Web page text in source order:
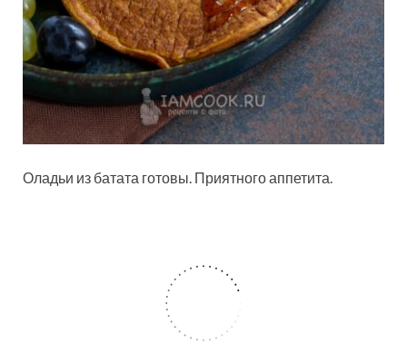
Оладьи из батата готовы. Приятного аппетита.